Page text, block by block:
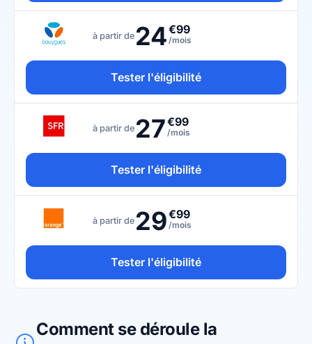
à partir de 24€99
/mois
Tester l'éligibilité
à partir de 27€99
/mois
Tester l'éligibilité
à partir de 29€99
/mois
Tester l'éligibilité
Comment se déroule la